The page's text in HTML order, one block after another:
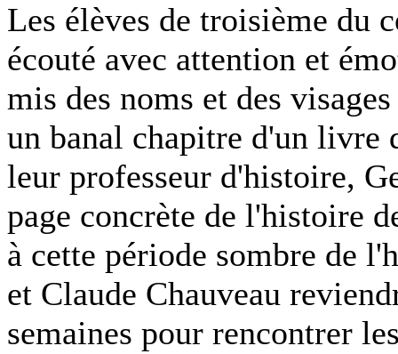
Les élèves de troisième du
écouté avec attention et
mis des noms et des
un banal chapitre d'un
leur professeur d'histoire,
page concrète de l'histoire
à cette période sombre de
et Claude Chauveau
semaines pour rencontrer